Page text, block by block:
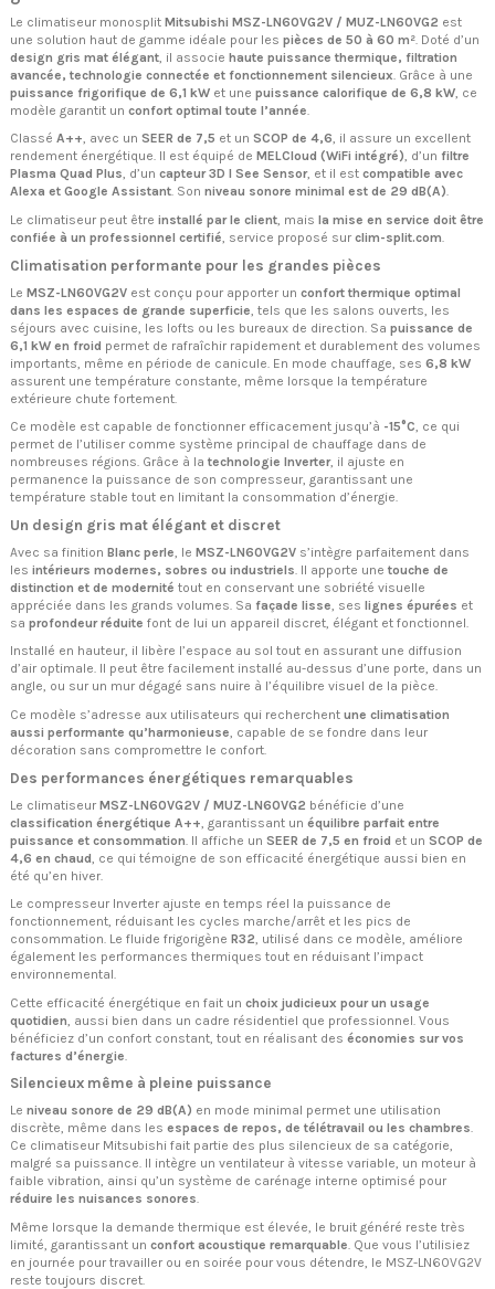
Le climatiseur monosplit Mitsubishi MSZ-LN60VG2V / MUZ-LN60VG2 est
une solution haut de gamme idéale pour les pièces de 50 à 60 m². Doté d’un
design gris mat élégant, il associe haute puissance thermique, filtration
avancée, technologie connectée et fonctionnement silencieux. Grâce à une
puissance frigorifique de 6,1 kW et une puissance calorifique de 6,8 kW, ce
modèle garantit un confort optimal toute l’année.
Classé A++, avec un SEER de 7,5 et un SCOP de 4,6, il assure un excellent
rendement énergétique. Il est équipé de MELCloud (WiFi intégré), d’un filtre
Plasma Quad Plus, d’un capteur 3D I See Sensor, et il est compatible avec
Alexa et Google Assistant. Son niveau sonore minimal est de 29 dB(A).
Le climatiseur peut être installé par le client, mais la mise en service doit être
confiée à un professionnel certifié, service proposé sur clim-split.com.
Climatisation performante pour les grandes pièces
Le MSZ-LN60VG2V est conçu pour apporter un confort thermique optimal
dans les espaces de grande superficie , tels que les salons ouverts, les
séjours avec cuisine, les lofts ou les bureaux de direction. Sa puissance de
6,1 kW en froid permet de rafraîchir rapidement et durablement des volumes
importants, même en période de canicule. En mode chauffage, ses 6,8 kW
assurent une température constante, même lorsque la température
extérieure chute fortement.
Ce modèle est capable de fonctionner efficacement jusqu’à -15°C, ce qui
permet de l’utiliser comme système principal de chauffage dans de
nombreuses régions. Grâce à la technologie Inverter, il ajuste en
permanence la puissance de son compresseur, garantissant une
température stable tout en limitant la consommation d’énergie.
Un design gris mat élégant et discret
Avec sa finition Blanc perle, le MSZ-LN60VG2V s’intègre parfaitement dans
les intérieurs modernes, sobres ou industriels. Il apporte une touche de
distinction et de modernité tout en conservant une sobriété visuelle
appréciée dans les grands volumes. Sa façade lisse, ses lignes épurées et
sa profondeur réduite font de lui un appareil discret, élégant et fonctionnel.
Installé en hauteur, il libère l’espace au sol tout en assurant une diffusion
d’air optimale. Il peut être facilement installé au-dessus d’une porte, dans un
angle, ou sur un mur dégagé sans nuire à l’équilibre visuel de la pièce.
Ce modèle s’adresse aux utilisateurs qui recherchent une climatisation
aussi performante qu’harmonieuse, capable de se fondre dans leur
décoration sans compromettre le confort.
Des performances énergétiques remarquables
Le climatiseur MSZ-LN60VG2V / MUZ-LN60VG2 bénéficie d’une
classification énergétique A++ , garantissant un équilibre parfait entre
puissance et consommation . Il affiche un SEER de 7,5 en froid et un SCOP de
4,6 en chaud , ce qui témoigne de son efficacité énergétique aussi bien en
été qu’en hiver.
Le compresseur Inverter ajuste en temps réel la puissance de
fonctionnement, réduisant les cycles marche/arrêt et les pics de
consommation. Le fluide frigorigène R32, utilisé dans ce modèle, améliore
également les performances thermiques tout en réduisant l’impact
environnemental.
Cette efficacité énergétique en fait un choix judicieux pour un usage
quotidien , aussi bien dans un cadre résidentiel que professionnel. Vous
bénéficiez d’un confort constant, tout en réalisant des économies sur vos
factures d’énergie
Silencieux même à pleine puissance
Le niveau sonore de 29 dB(A) en mode minimal permet une utilisation
discrète, même dans les espaces de repos, de télétravail ou les chambres.
Ce climatiseur Mitsubishi fait partie des plus silencieux de sa catégorie,
malgré sa puissance. Il intègre un ventilateur à vitesse variable, un moteur à
faible vibration, ainsi qu’un système de carénage interne optimisé pour
réduire les nuisances sonores.
Même lorsque la demande thermique est élevée, le bruit généré reste très
limité, garantissant un confort acoustique remarquable. Que vous l’utilisiez
en journée pour travailler ou en soirée pour vous détendre, le MSZ-LN60VG2V
reste toujours discret.